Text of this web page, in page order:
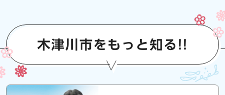
木津川市をもっと知る!!
市長・議会